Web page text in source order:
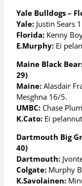
Yale Bulldogs –
Yale: Justin Sears
Florida: Kenny
E.Murphy: Ei
Maine Black
29)
Maine: Alasdair
Mesghna 16/5.
UMBC: Chase
K.Cato: Ei
Dartmouth Big
40)
Dartmouth:
Colgate: Murphy
K.Savolainen: